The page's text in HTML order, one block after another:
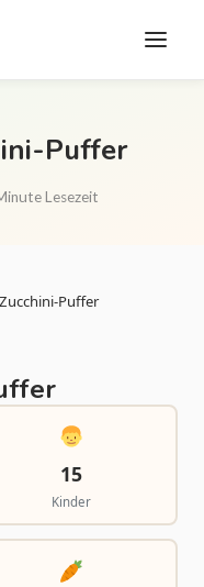
Puffer
Lesezeit
Puffer
15
Kinder